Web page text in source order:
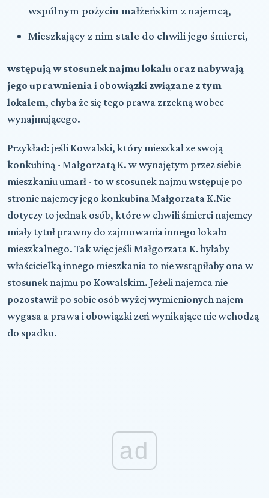
wspólnym pożyciu małżeńskim z najemcą,
Mieszkający z nim stale do chwili jego śmierci,
wstępują w stosunek najmu lokalu oraz nabywają
jego uprawnienia i obowiązki związane z tym
lokalem, chyba że się tego prawa zrzekną wobec
wynajmującego.
Przykład: jeśli Kowalski, który mieszkał ze swoją
konkubiną - Małgorzatą K. w wynajętym przez siebie
mieszkaniu umarł - to w stosunek najmu wstępuje po
stronie najemcy jego konkubina Małgorzata K.Nie
dotyczy to jednak osób, które w chwili śmierci najemcy
miały tytuł prawny do zajmowania innego lokalu
mieszkalnego. Tak więc jeśli Małgorzata K. byłaby
właścicielką innego mieszkania to nie wstąpiłaby ona w
stosunek najmu po Kowalskim. Jeżeli najemca nie
pozostawił po sobie osób wyżej wymienionych najem
wygasa a prawa i obowiązki zeń wynikające nie wchodzą
do spadku.
ad